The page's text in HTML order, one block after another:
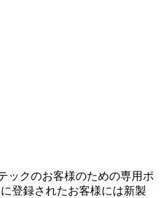
ックのお客様のための専用ポ
登録されたお客様には新製